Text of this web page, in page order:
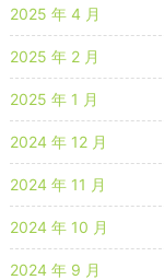
2025 年 4 月
2025 年 2 月
2025 年 1 月
2024 年 12 月
2024 年 11 月
2024 年 10 月
2024 年 9 月